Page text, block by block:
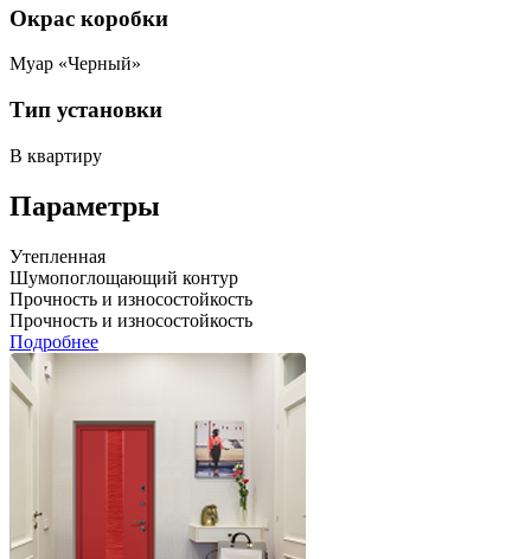
Окрас коробки
Муар «Черный»
Тип установки
В квартиру
Параметры
Утепленная
Шумопоглощающий контур
Прочность и износостойкость
Прочность и износостойкость
Подробнее